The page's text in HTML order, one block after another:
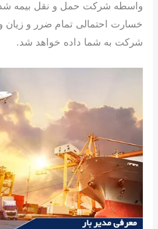
واسطه شرکت حمل و نقل بیمه
خسارت احتمالی تمام ضرر و زیان
شرکت به شما داده خواهد شد.